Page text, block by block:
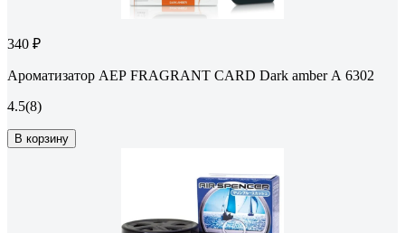
340 ₽
Ароматизатор АЕР FRAGRANT CARD Dark amber А 6302
4.5(8)
В корзину